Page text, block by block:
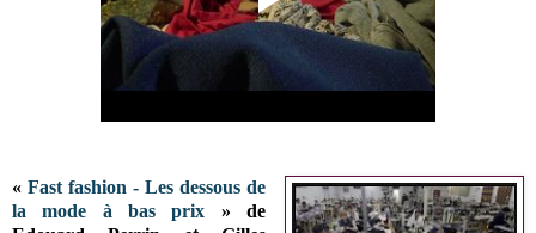
«Fast fashion - Les dessous de
la mode à bas prix » de